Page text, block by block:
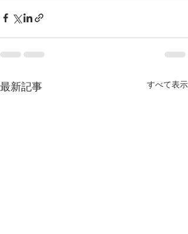
最新記事 すべて表示